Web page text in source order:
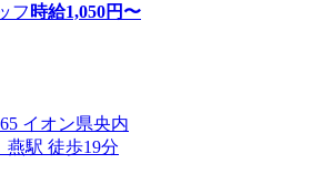
フ 時給1,050円〜
イオン県央内
燕駅 徒歩19分